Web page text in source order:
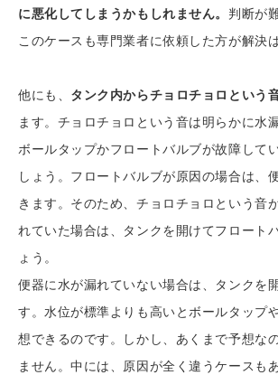
に悪化してしまうかもしれません。 判断が
このケースも専門業者に依頼した方が解決
他にも、 タンク内からチョロチョロという
ます。チョロチョロという音は明らかに水
ボールタップかフロートバルブが故障して
しょう。フロートバルブが原因の場合は、
きます。そのため、チョロチョロという音
れていた場合は、タンクを開けてフロート
ょう。
便器に水が漏れていない場合は、タンクを
す。水位が標準よりも高いとボールタップ
想できるのです。しかし、あくまで予想な
ません。中には、原因が全く違うケースも